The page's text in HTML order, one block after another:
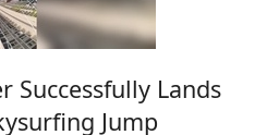
Successfully Lands
Jump